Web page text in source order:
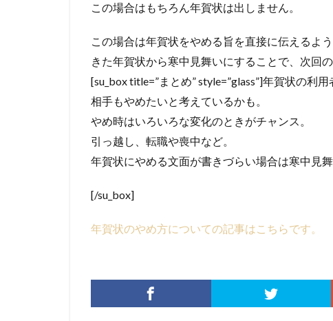
この場合はもちろん年賀状は出しません。
この場合は年賀状をやめる旨を直接に伝えるよ
きた年賀状から寒中見舞いにすることで、次回
[su_box title=”まとめ” style=”glass”]年賀状の利
相手もやめたいと考えているかも。
やめ時はいろいろな変化のときがチャンス。
引っ越し、転職や喪中など。
年賀状にやめる文面が書きづらい場合は寒中見舞
[/su_box]
年賀状のやめ方についての記事はこちらです。